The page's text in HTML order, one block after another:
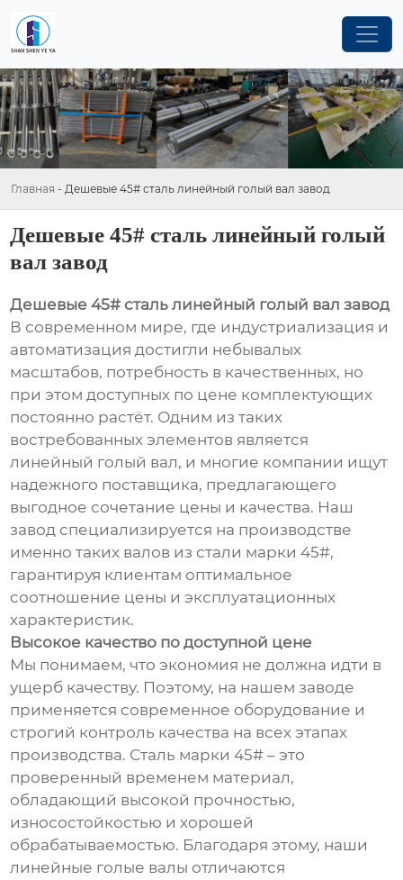
Главная - Дешевые 45# сталь линейный голый вал завод
Дешевые 45# сталь линейный голый
вал завод
Дешевые 45# сталь линейный голый вал завод
В современном мире, где индустриализация и
автоматизация достигли небывалых
масштабов, потребность в качественных, но
при этом доступных по цене комплектующих
постоянно растёт. Одним из таких
востребованных элементов является
линейный голый вал, и многие компании ищут
надежного поставщика, предлагающего
выгодное сочетание цены и качества. Наш
завод специализируется на производстве
именно таких валов из стали марки 45#,
гарантируя клиентам оптимальное
соотношение цены и эксплуатационных
характеристик.
Высокое качество по доступной цене
Мы понимаем, что экономия не должна идти в
ущерб качеству. Поэтому, на нашем заводе
применяется современное оборудование и
строгий контроль качества на всех этапах
производства. Сталь марки 45# – это
проверенный временем материал,
обладающий высокой прочностью,
износостойкостью и хорошей
обрабатываемостью. Благодаря этому, наши
линейные голые валы отличаются